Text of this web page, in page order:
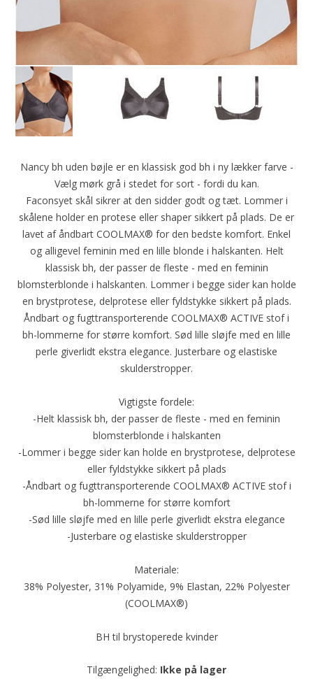
Nancy bh uden bøjle er en klassisk god bh i ny lækker farve -
Vælg mørk grå i stedet for sort - fordi du kan.
Faconsyet skål sikrer at den sidder godt og tæt. Lommer i
skålene holder en protese eller shaper sikkert på plads. De er
lavet af åndbart COOLMAX® for den bedste komfort. Enkel
og alligevel feminin med en lille blonde i halskanten. Helt
klassisk bh, der passer de fleste - med en feminin
blomsterblonde i halskanten. Lommer i begge sider kan holde
en brystprotese, delprotese eller fyldstykke sikkert på plads.
Åndbart og fugttransporterende COOLMAX® ACTIVE stof i
bh-lommerne for større komfort. Sød lille sløjfe med en lille
perle giverlidt ekstra elegance. Justerbare og elastiske
skulderstropper.
Vigtigste fordele:
-Helt klassisk bh, der passer de fleste - med en feminin
blomsterblonde i halskanten
-Lommer i begge sider kan holde en brystprotese, delprotese
eller fyldstykke sikkert på plads
-Åndbart og fugttransporterende COOLMAX® ACTIVE stof i
bh-lommerne for større komfort
-Sød lille sløjfe med en lille perle giverlidt ekstra elegance
-Justerbare og elastiske skulderstropper
Materiale:
38% Polyester, 31% Polyamide, 9% Elastan, 22% Polyester
(COOLMAX®)
BH til brystoperede kvinder
Tilgængelighed: Ikke på lager